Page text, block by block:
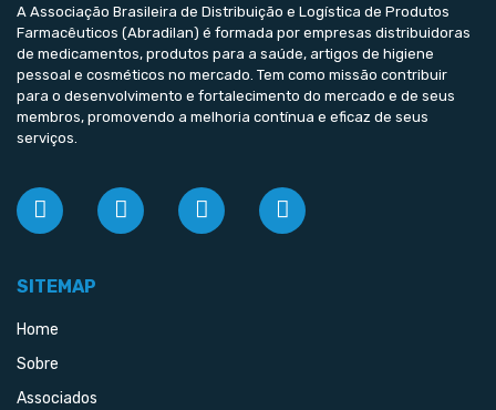
A Associação Brasileira de Distribuição e Logística de Produtos
Farmacêuticos (Abradilan) é formada por empresas distribuidoras
de medicamentos, produtos para a saúde, artigos de higiene
pessoal e cosméticos no mercado. Tem como missão contribuir
para o desenvolvimento e fortalecimento do mercado e de seus
membros, promovendo a melhoria contínua e eficaz de seus
serviços.
SITEMAP
Home
Sobre
Associados